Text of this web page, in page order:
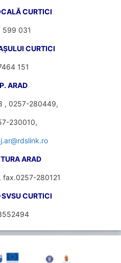
CURTICI
599 031
CURTICI
151
ARAD
, 0257-280449,
230010,
ARAD
280121
CURTICI